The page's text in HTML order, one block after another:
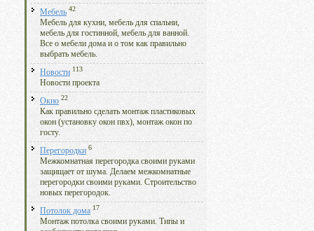
Мебель 42
Мебель для кухни, мебель для спальни,
мебель для гостинной, мебель для ванной.
Все о мебели дома и о том как правильно
выбрать мебель.
Новости 113
Новости проекта
Окно 22
Как правильно сделать монтаж пластиковых
окон (установку окон пвх), монтаж окон по
госту.
Перегородки 6
Межкомнатная перегородка своими руками
защищает от шума. Делаем межкомнатные
перегородки своими руками. Строительство
новых перегородок.
Потолок дома 17
Монтаж потолка своими руками. Типы и